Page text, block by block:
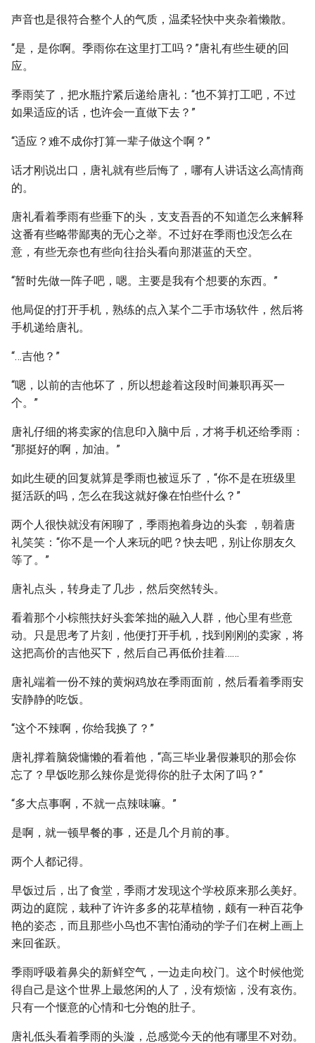
声音也是很符合整个人的气质，温柔轻快中夹杂着懒散。
“是，是你啊。季雨你在这里打工吗？”唐礼有些生硬的回
应。
季雨笑了，把水瓶拧紧后递给唐礼：“也不算打工吧，不过
如果适应的话，也许会一直做下去？”
“适应？难不成你打算一辈子做这个啊？”
话才刚说出口，唐礼就有些后悔了，哪有人讲话这么高情商
的。
唐礼看着季雨有些垂下的头，支支吾吾的不知道怎么来解释
这番有些略带鄙夷的无心之举。不过好在季雨也没怎么在
意，有些无奈也有些向往抬头看向那湛蓝的天空。
“暂时先做一阵子吧，嗯。主要是我有个想要的东西。”
他局促的打开手机，熟练的点入某个二手市场软件，然后将
手机递给唐礼。
“…吉他？”
“嗯，以前的吉他坏了，所以想趁着这段时间兼职再买一
个。”
唐礼仔细的将卖家的信息印入脑中后，才将手机还给季雨：
“那挺好的啊，加油。”
如此生硬的回复就算是季雨也被逗乐了，“你不是在班级里
挺活跃的吗，怎么在我这就好像在怕些什么？”
两个人很快就没有闲聊了，季雨抱着身边的头套 ，朝着唐
礼笑笑：“你不是一个人来玩的吧？快去吧，别让你朋友久
等了。”
唐礼点头，转身走了几步，然后突然转头。
看着那个小棕熊扶好头套笨拙的融入人群，他心里有些意
动。只是思考了片刻，他便打开手机，找到刚刚的卖家，将
这把高价的吉他买下，然后自己再低价挂着……
唐礼端着一份不辣的黄焖鸡放在季雨面前，然后看着季雨安
安静静的吃饭。
“这个不辣啊，你给我换了？”
唐礼撑着脑袋慵懒的看着他，“高三毕业暑假兼职的那会你
忘了？早饭吃那么辣你是觉得你的肚子太闲了吗？”
“多大点事啊，不就一点辣味嘛。”
是啊，就一顿早餐的事，还是几个月前的事。
两个人都记得。
早饭过后，出了食堂，季雨才发现这个学校原来那么美好。
两边的庭院，栽种了许许多多的花草植物，颇有一种百花争
艳的姿态，而且那些小鸟也不害怕涌动的学子们在树上画上
来回雀跃。
季雨呼吸着鼻尖的新鲜空气，一边走向校门。这个时候他觉
得自己是这个世界上最悠闲的人了，没有烦恼，没有哀伤。
只有一个惬意的心情和七分饱的肚子。
唐礼低头看着季雨的头漩，总感觉今天的他有哪里不对劲。